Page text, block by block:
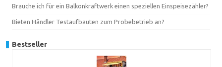
Brauche ich für ein Balkonkraftwerk einen speziellen Einspeisezähler?
Bieten Händler Testaufbauten zum Probebetrieb an?
Bestseller